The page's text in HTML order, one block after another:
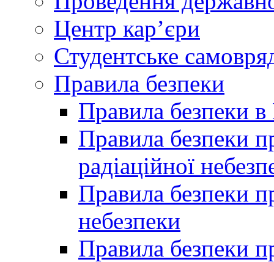
Центр кар’єри
Студентське
Правила безпеки
Правила безпеки в
Правила безпеки
радіаційної
Правила безпеки
небезпеки
Правила безпеки